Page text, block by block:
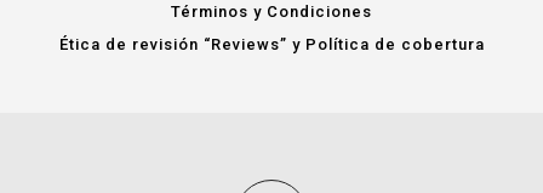
Términos y Condiciones
Ética de revisión “Reviews” y Política de cobertura